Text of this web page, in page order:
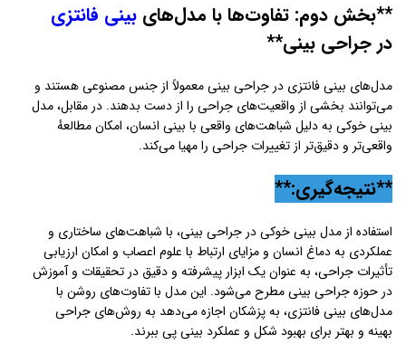
**بخش دوم: تفاوت‌ها با مدل‌های بینی فانتزی
در جراحی بینی**
مدل‌های بینی فانتزی در جراحی بینی معمولاً از جنس مصنوعی هستند و
می‌توانند بخشی از واقعیت‌های جراحی را از دست بدهند. در مقابل، مدل
بینی خوکی به دلیل شباهت‌های واقعی با بینی انسان، امکان مطالعهٔ
واقعی‌تر و دقیق‌تر از تغییرات جراحی را مهیا می‌کند.
**نتیجه‌گیری:**
استفاده از مدل بینی خوکی در جراحی بینی، با شباهت‌های ساختاری و
عملکردی به دماغ انسان و مزایای ارتباط با علوم اعصاب و امکان ارزیابی
تأثیرات جراحی، به عنوان یک ابزار پیشرفته و دقیق در تحقیقات و آموزش
در حوزه جراحی بینی مطرح می‌شود. این مدل باتفاوت‌های روشن با
مدل‌های بینی فانتزی، به پزشکان اجازه می‌دهد به روش‌های جراحی
بهینه و بهتر برای بهبود شکل و عملکرد بینی پی ببرند.